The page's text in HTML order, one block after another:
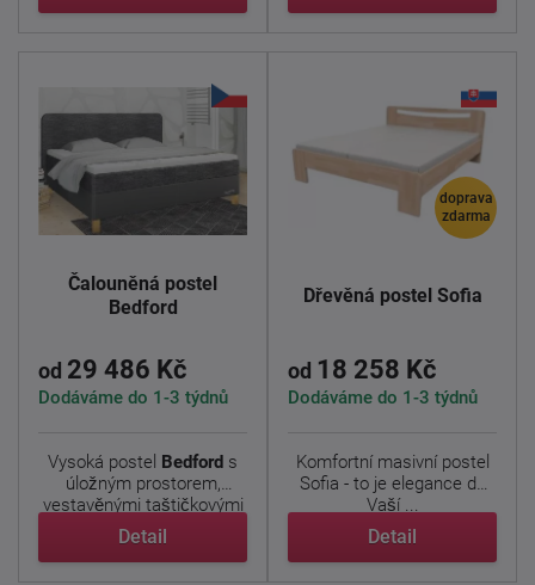
Čalouněná postel
Bedford
od 29 486 Kč
Dodáváme do 1-3 týdnů
Vysoká postel Bedford s
úložným prostorem,
vestavěnými taštičkovými
...
Detail
doprava
zdarma
Dřevěná postel Sofia
od 18 258 Kč
Dodáváme do 1-3 týdnů
Komfortní masivní postel
Sofia - to je elegance do
Vaší ...
Detail